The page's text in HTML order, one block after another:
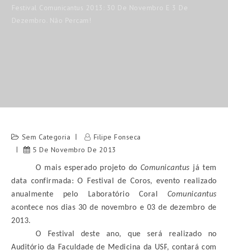
Festival Comunicantus 2013: 30 De Novembro E 3 De
Dezembro. Não Percam!
Sem Categoria
Filipe Fonseca
5 De Novembro De 2013
O mais esperado projeto do Comunicantus já tem
data confirmada: O Festival de Coros, evento realizado
anualmente pelo Laboratório Coral
acontece nos dias 30 de novembro e 03 de dezembro de
2013.
Auditório da Faculdade de Medicina da USP, contará com